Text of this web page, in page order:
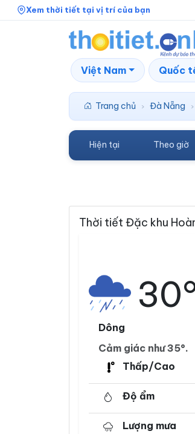
Xem thời tiết tại vị trí của bạn
Việt Nam Quốc
Trang chủ › Đà Nẵng ›
Hiện tại Theo giờ
Thời tiết Đặc khu
Dông
Cảm giác như 35°.
Thấp/Cao
Độ ẩm
Lượng mưa